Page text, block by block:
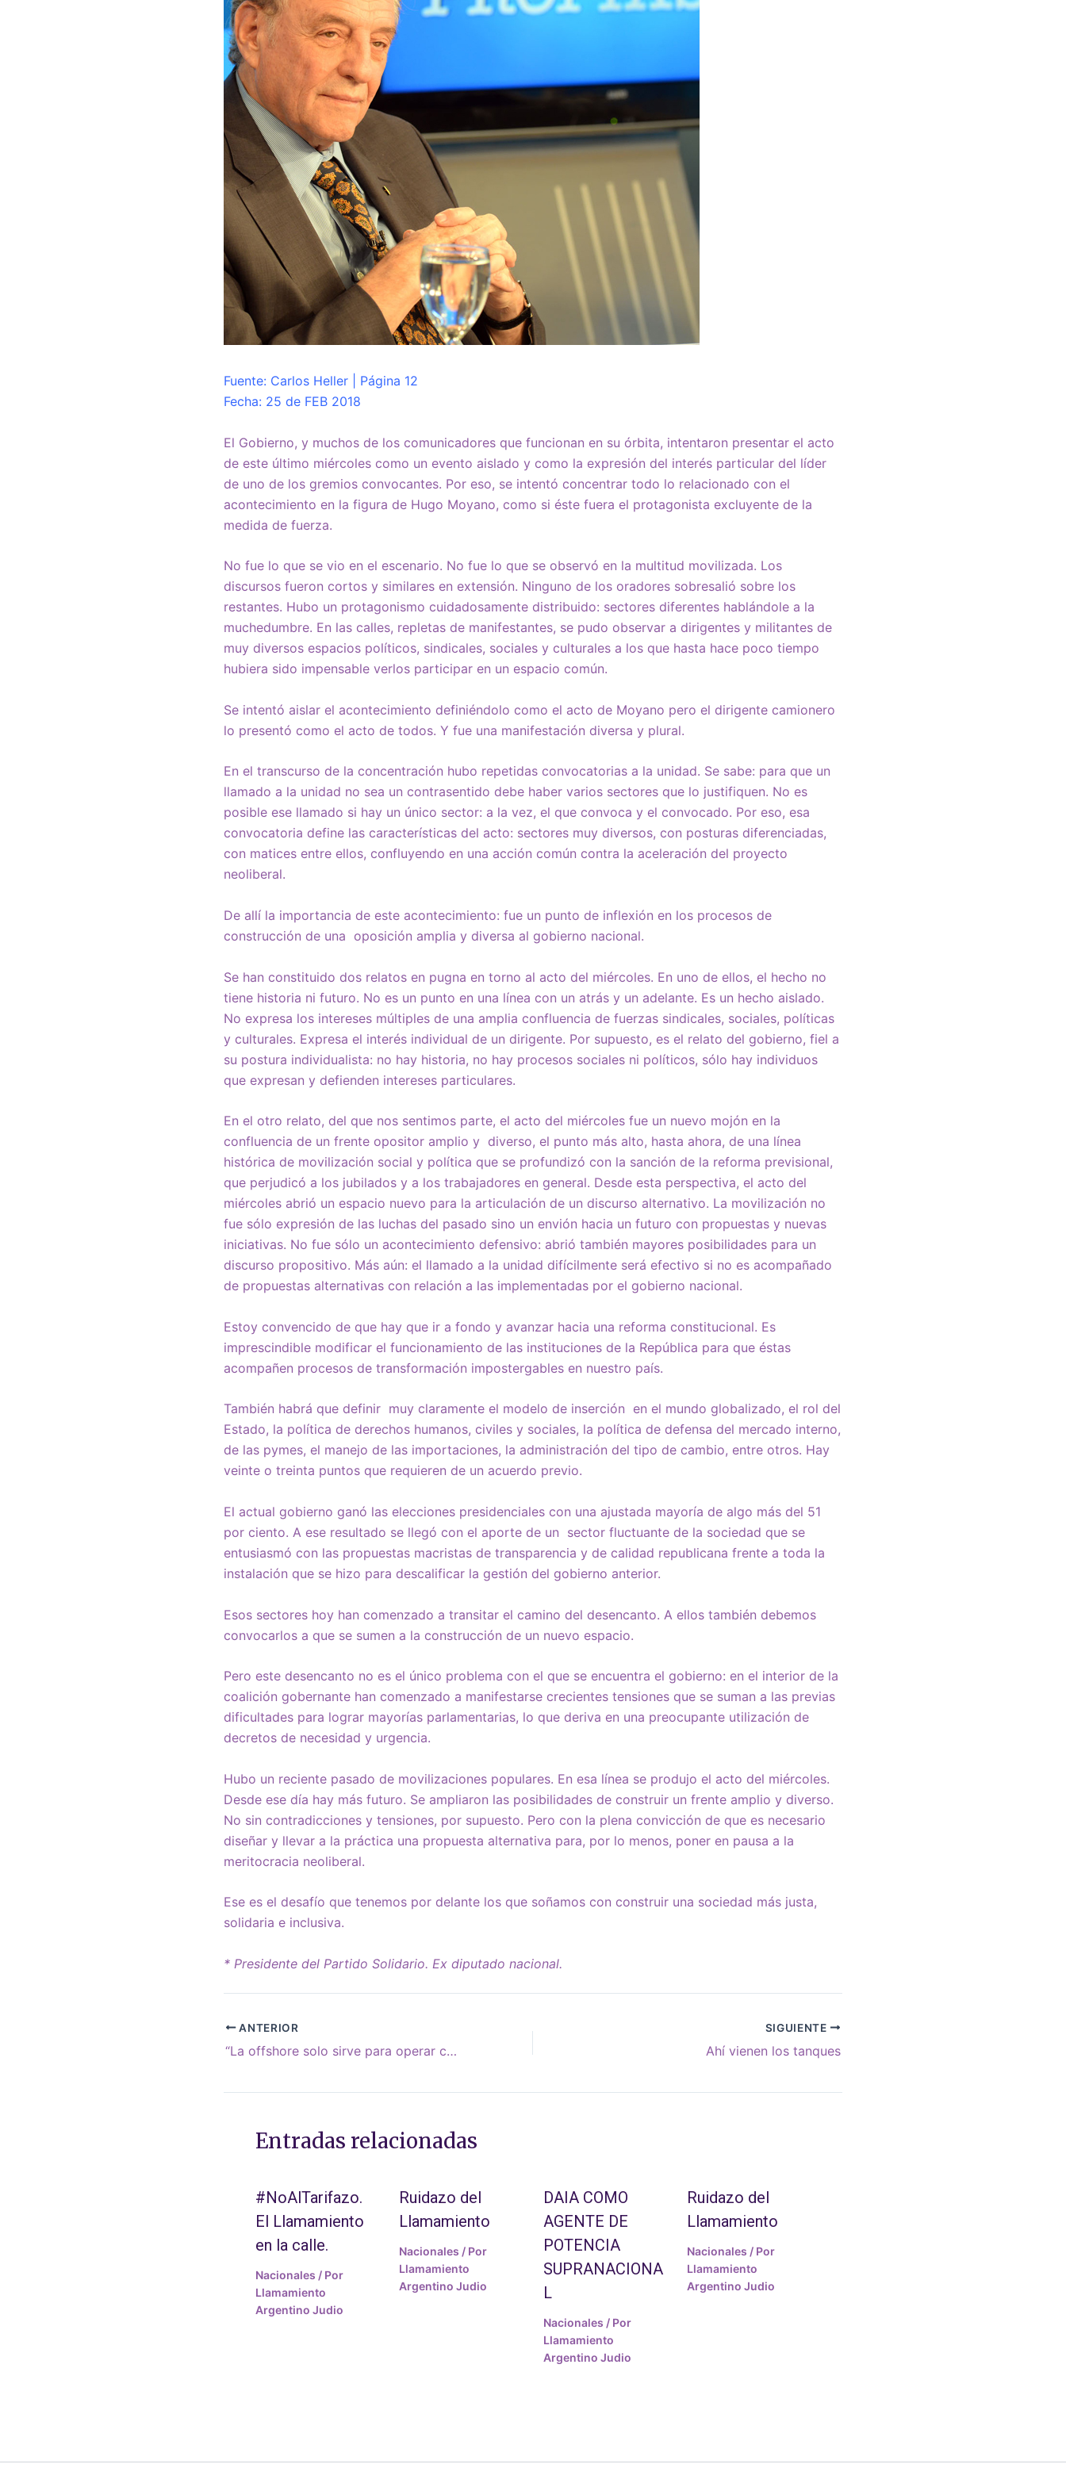
Fuente: Carlos Heller | Página 12
Fecha: 25 de FEB 2018
El Gobierno, y muchos de los comunicadores que funcionan en su órbita, intentaron presentar el acto
de este último miércoles como un evento aislado y como la expresión del interés particular del líder
de uno de los gremios convocantes. Por eso, se intentó concentrar todo lo relacionado con el
acontecimiento en la figura de Hugo Moyano, como si éste fuera el protagonista excluyente de la
medida de fuerza.
No fue lo que se vio en el escenario. No fue lo que se observó en la multitud movilizada. Los
discursos fueron cortos y similares en extensión. Ninguno de los oradores sobresalió sobre los
restantes. Hubo un protagonismo cuidadosamente distribuido: sectores diferentes hablándole a la
muchedumbre. En las calles, repletas de manifestantes, se pudo observar a dirigentes y militantes de
muy diversos espacios políticos, sindicales, sociales y culturales a los que hasta hace poco tiempo
hubiera sido impensable verlos participar en un espacio común.
Se intentó aislar el acontecimiento definiéndolo como el acto de Moyano pero el dirigente camionero
lo presentó como el acto de todos. Y fue una manifestación diversa y plural.
En el transcurso de la concentración hubo repetidas convocatorias a la unidad. Se sabe: para que un
llamado a la unidad no sea un contrasentido debe haber varios sectores que lo justifiquen. No es
posible ese llamado si hay un único sector: a la vez, el que convoca y el convocado. Por eso, esa
convocatoria define las características del acto: sectores muy diversos, con posturas diferenciadas,
con matices entre ellos, confluyendo en una acción común contra la aceleración del proyecto
neoliberal.
De allí la importancia de este acontecimiento: fue un punto de inflexión en los procesos de
construcción de una oposición amplia y diversa al gobierno nacional.
Se han constituido dos relatos en pugna en torno al acto del miércoles. En uno de ellos, el hecho no
tiene historia ni futuro. No es un punto en una línea con un atrás y un adelante. Es un hecho aislado.
No expresa los intereses múltiples de una amplia confluencia de fuerzas sindicales, sociales, políticas
y culturales. Expresa el interés individual de un dirigente. Por supuesto, es el relato del gobierno, fiel a
su postura individualista: no hay historia, no hay procesos sociales ni políticos, sólo hay individuos
que expresan y defienden intereses particulares.
En el otro relato, del que nos sentimos parte, el acto del miércoles fue un nuevo mojón en la
confluencia de un frente opositor amplio y diverso, el punto más alto, hasta ahora, de una línea
histórica de movilización social y política que se profundizó con la sanción de la reforma previsional,
que perjudicó a los jubilados y a los trabajadores en general. Desde esta perspectiva, el acto del
miércoles abrió un espacio nuevo para la articulación de un discurso alternativo. La movilización no
fue sólo expresión de las luchas del pasado sino un envión hacia un futuro con propuestas y nuevas
iniciativas. No fue sólo un acontecimiento defensivo: abrió también mayores posibilidades para un
discurso propositivo. Más aún: el llamado a la unidad difícilmente será efectivo si no es acompañado
de propuestas alternativas con relación a las implementadas por el gobierno nacional.
Estoy convencido de que hay que ir a fondo y avanzar hacia una reforma constitucional. Es
imprescindible modificar el funcionamiento de las instituciones de la República para que éstas
acompañen procesos de transformación impostergables en nuestro país.
También habrá que definir muy claramente el modelo de inserción en el mundo globalizado, el rol del
Estado, la política de derechos humanos, civiles y sociales, la política de defensa del mercado interno,
de las pymes, el manejo de las importaciones, la administración del tipo de cambio, entre otros. Hay
veinte o treinta puntos que requieren de un acuerdo previo.
El actual gobierno ganó las elecciones presidenciales con una ajustada mayoría de algo más del 51
por ciento. A ese resultado se llegó con el aporte de un sector fluctuante de la sociedad que se
entusiasmó con las propuestas macristas de transparencia y de calidad republicana frente a toda la
instalación que se hizo para descalificar la gestión del gobierno anterior.
Esos sectores hoy han comenzado a transitar el camino del desencanto. A ellos también debemos
convocarlos a que se sumen a la construcción de un nuevo espacio.
Pero este desencanto no es el único problema con el que se encuentra el gobierno: en el interior de la
coalición gobernante han comenzado a manifestarse crecientes tensiones que se suman a las previas
dificultades para lograr mayorías parlamentarias, lo que deriva en una preocupante utilización de
decretos de necesidad y urgencia.
Hubo un reciente pasado de movilizaciones populares. En esa línea se produjo el acto del miércoles.
Desde ese día hay más futuro. Se ampliaron las posibilidades de construir un frente amplio y diverso.
No sin contradicciones y tensiones, por supuesto. Pero con la plena convicción de que es necesario
diseñar y llevar a la práctica una propuesta alternativa para, por lo menos, poner en pausa a la
meritocracia neoliberal.
Ese es el desafío que tenemos por delante los que soñamos con construir una sociedad más justa,
solidaria e inclusiva.
* Presidente del Partido Solidario. Ex diputado nacional.
ANTERIOR
“La offshore solo sirve para operar con dinero oscuro”
SIGUIENTE
Ahí vienen los tanques
Entradas relacionadas
#NoAlTarifazo.
El Llamamiento
en la calle.
Nacionales / Por
Llamamiento
Argentino Judio
Ruidazo del
Llamamiento
Nacionales / Por
Llamamiento
Argentino Judio
DAIA COMO
AGENTE DE
POTENCIA
SUPRANACIONA
L
Nacionales / Por
Llamamiento
Argentino Judio
Ruidazo del
Llamamiento
Nacionales / Por
Llamamiento
Argentino Judio